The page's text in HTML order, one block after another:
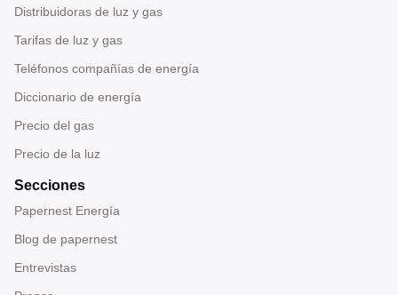
Distribuidoras de luz y gas
Tarifas de luz y gas
Teléfonos compañías de energía
Diccionario de energía
Precio del gas
Precio de la luz
Secciones
Papernest Energía
Blog de papernest
Entrevistas